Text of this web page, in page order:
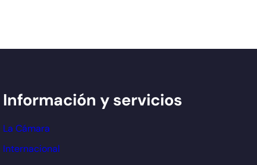
Información y servicios
La Cámara
Internacional